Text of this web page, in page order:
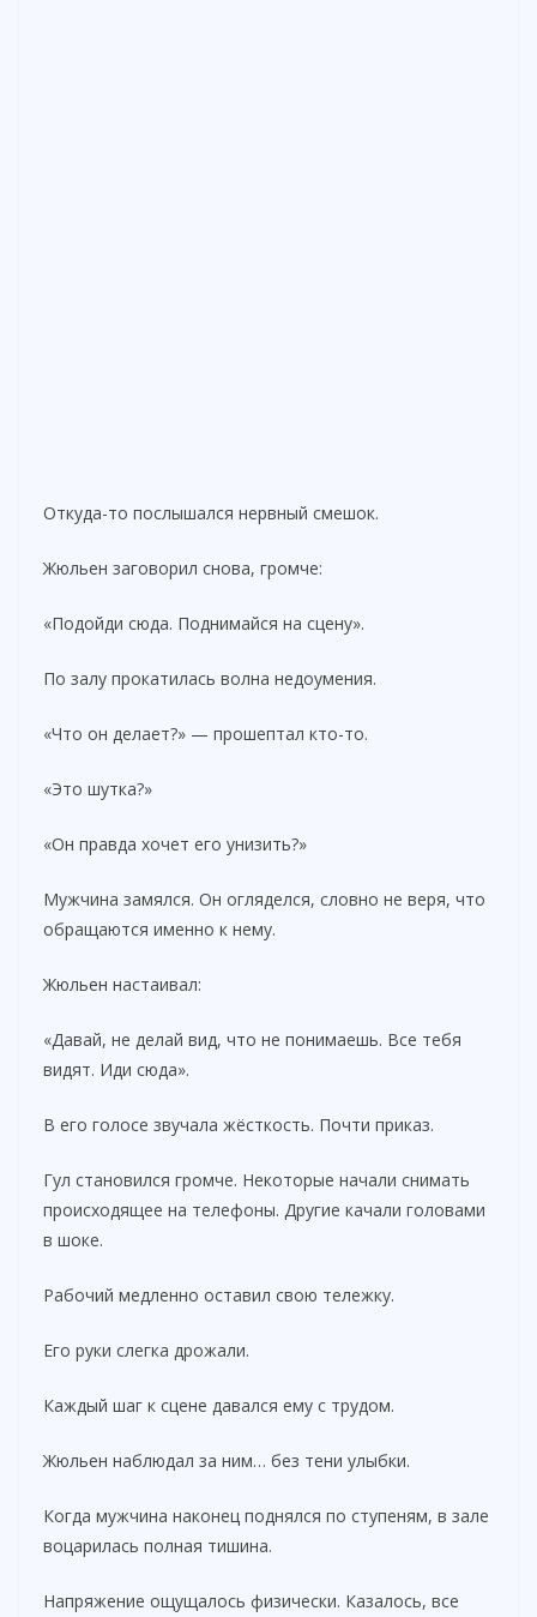
Откуда-то послышался нервный смешок.
Жюльен заговорил снова, громче:
«Подойди сюда. Поднимайся на сцену».
По залу прокатилась волна недоумения.
«Что он делает?» — прошептал кто-то.
«Это шутка?»
«Он правда хочет его унизить?»
Мужчина замялся. Он огляделся, словно не веря, что
обращаются именно к нему.
Жюльен настаивал:
«Давай, не делай вид, что не понимаешь. Все тебя
видят. Иди сюда».
В его голосе звучала жёсткость. Почти приказ.
Гул становился громче. Некоторые начали снимать
происходящее на телефоны. Другие качали головами
в шоке.
Рабочий медленно оставил свою тележку.
Его руки слегка дрожали.
Каждый шаг к сцене давался ему с трудом.
Жюльен наблюдал за ним… без тени улыбки.
Когда мужчина наконец поднялся по ступеням, в зале
воцарилась полная тишина.
Напряжение ощущалось физически. Казалось, все